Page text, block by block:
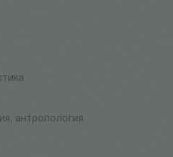
антропология